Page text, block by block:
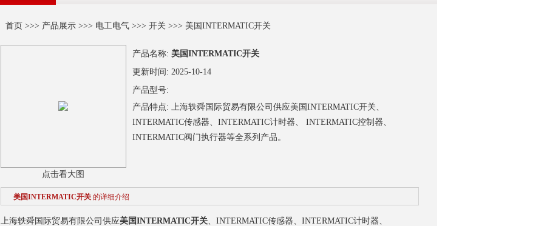
首页 >>> 产品展示>>> 电工电气>>> 开关>>> 美国INTERMATIC开关
点击看大图
产品名称: 美国INTERMATIC开关
更新时间: 2025-10-14
产品型号:
产品特点: 上海轶舜国际贸易有限公司供应美国INTERMATIC开关、
INTERMATIC传感器、INTERMATIC计时器、 INTERMATIC控制器、
INTERMATIC阀门执行器等全系列产品。
美国INTERMATIC开关 的详细介绍
上海轶舜国际贸易有限公司供应美国INTERMATIC开关、INTERMATIC传感器、INTERMATIC计时器、